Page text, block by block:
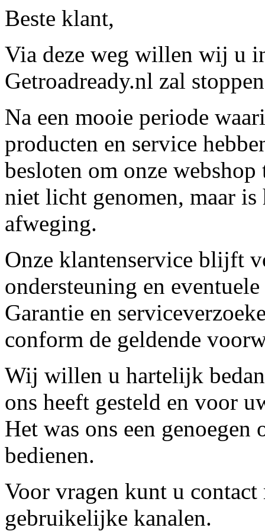
Beste klant,
Via deze weg willen wij u
Getroadready.nl zal
Na een mooie periode
producten en service
besloten om onze
niet licht genomen, maar
afweging.
Onze klantenservice blijft
ondersteuning en
Garantie en
conform de geldende
Wij willen u hartelijk
ons heeft gesteld en voor
Het was ons een
bedienen.
Voor vragen kunt u contact
gebruikelijke kanalen.